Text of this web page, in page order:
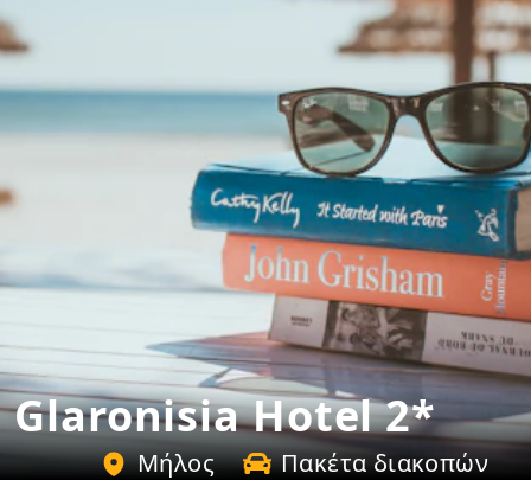
Glaronisia Hotel 2*
Μήλος Πακέτα διακοπών